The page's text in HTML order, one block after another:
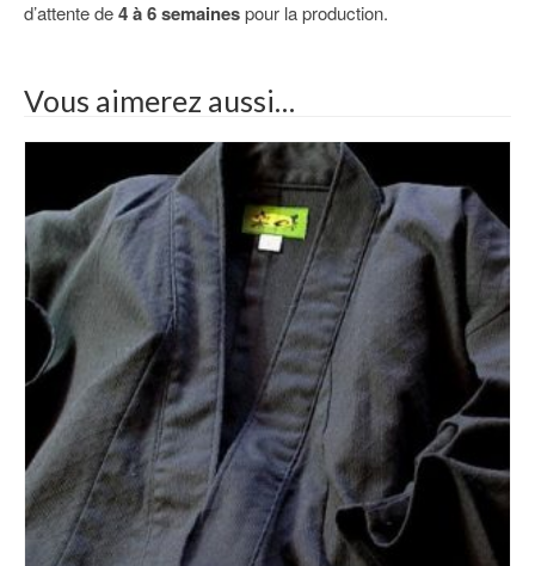
d’attente de4 à 6 semainespour la production.
Vous aimerez aussi…